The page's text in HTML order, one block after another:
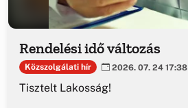
Rendelési idő változás
Közszolgálati hír 2026. 07. 24 17:38
Tisztelt Lakosság!